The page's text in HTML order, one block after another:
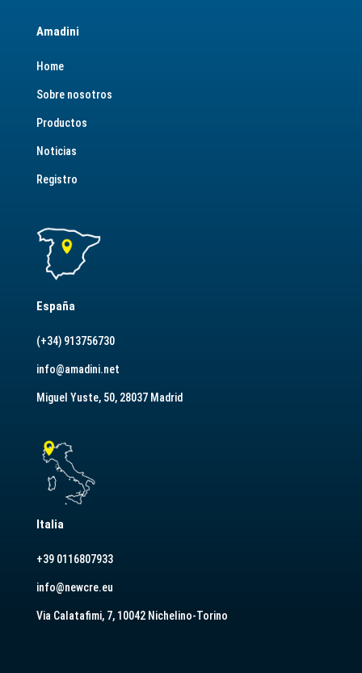
Amadini
Home
Sobre nosotros
Productos
Noticias
Registro
España
(+34) 913756730
info@amadini.net
Miguel Yuste, 50, 28037 Madrid
Italia
+39 0116807933
info@newcre.eu
Via Calatafimi, 7, 10042 Nichelino-Torino